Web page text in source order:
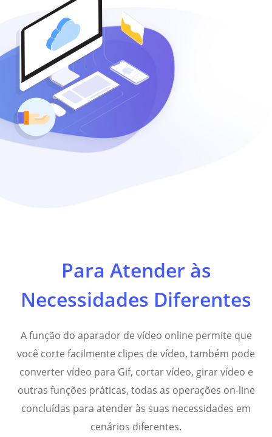
Para Atender às
Necessidades Diferentes
A função do aparador de vídeo online permite que
você corte facilmente clipes de vídeo, também pode
converter vídeo para Gif, cortar vídeo, girar vídeo e
outras funções práticas, todas as operações on-line
concluídas para atender às suas necessidades em
cenários diferentes.